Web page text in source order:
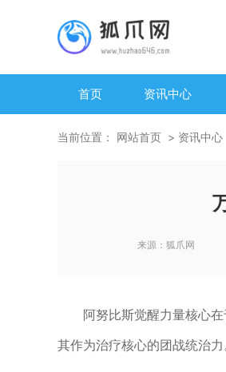
首页 资讯中心
当前位置： 网站首页 资讯中心
来源： 狐爪网
阿努比斯觉醒力量核心
其作为治疗核心的团战统治力